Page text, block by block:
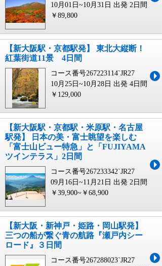
10月01日~10月31日 出発 2日間
￥89,800
【新大阪駅・京都駅発】 東北大縦断！
紅葉街道11景 4日間
コース番号267223114`JR27
10月25日~10月28日 出発 4日間
￥129,000
【新大阪駅・京都駅・米原駅・名古屋
駅発】 日本の美・富士眺望を楽しむ
「富士山ビュー特急」と「FUJIYAMA
ツインテラス」2日間
コース番号267233342`JR27
09月16日~11月21日 出発 2日間
￥39,900~￥68,900
【新大阪・新神戸・姫路・岡山駅発】
三つの船が繋ぐ青の航路『瀬戸内シー
ロード』３日間
コース番号267288023`JR27